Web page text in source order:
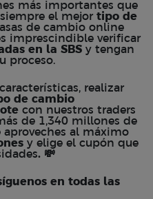
más importantes que
el mejor tipo de
de cambio online
imprescindible verificar
en la SBS y tengan
proceso.
realizar
de cambio
con nuestros traders
de 1,340 millones de
aproveches al máximo
y elige el cupón que
. 💸
en todas las